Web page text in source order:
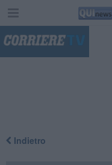
Indietro